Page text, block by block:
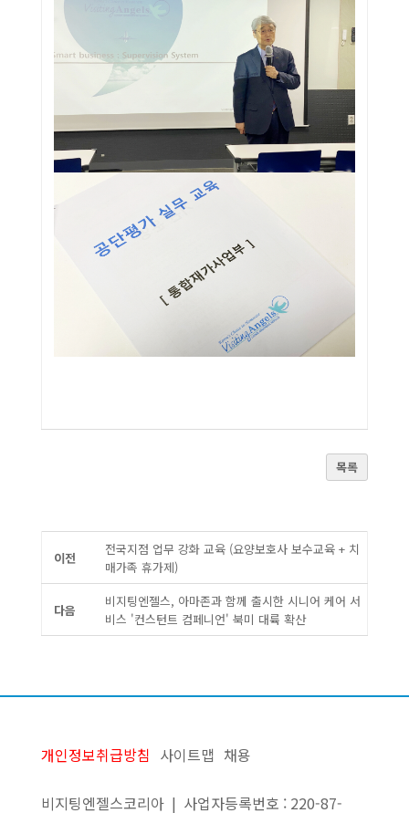
목록
이전
전국지점 업무 강화 교육 (요양보호사 보수교육 + 치
매가족 휴가제)
다음
비지팅엔젤스, 아마존과 함께 출시한 시니어 케어 서
비스 '컨스턴트 컴페니언' 북미 대륙 확산
개인정보취급방침 사이트맵 채용
비지팅엔젤스코리아 | 사업자등록번호 : 220-87-